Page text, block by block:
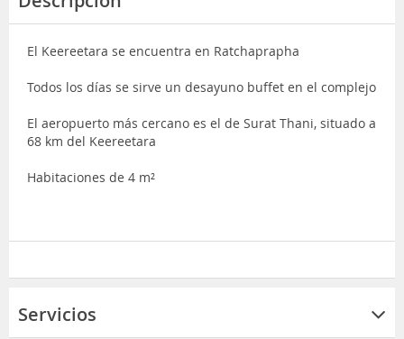
El Keereetara se encuentra en Ratchaprapha
Todos los días se sirve un desayuno buffet en el complejo
El aeropuerto más cercano es el de Surat Thani, situado a
68 km del Keereetara
Habitaciones de 4 m²
Servicios